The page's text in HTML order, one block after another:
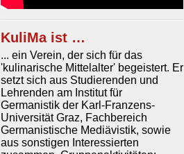
KuliMa ist …
... ein Verein, der sich für das
'kulinarische Mittelalter' be­geistert. Er
setzt sich aus Stu­dier­enden und
Lehrenden am Institut für
Germanistik der Karl-Franzens-
Universität Graz, Fach­be­reich
Germanistische Me­di­ä­vis­tik, sowie
aus sonstigen In­ter­es­siert­en